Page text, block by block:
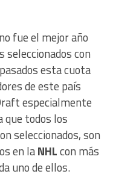
fue el mejor año
seleccionados con
esta cuota
de este país
especialmente
que todos los
seleccionados, son
en laNHLcon más
uno de ellos.